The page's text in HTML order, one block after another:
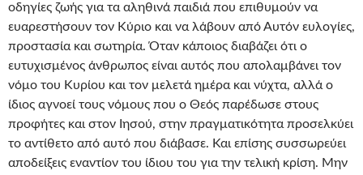
οδηγίες ζωής για τα αληθινά παιδιά που επιθυμούν να
ευαρεστήσουν τον Κύριο και να λάβουν από Αυτόν ευλογίες,
προστασία και σωτηρία. Όταν κάποιος διαβάζει ότι ο
ευτυχισμένος άνθρωπος είναι αυτός που απολαμβάνει τον
νόμο του Κυρίου και τον μελετά ημέρα και νύχτα, αλλά ο
ίδιος αγνοεί τους νόμους που ο Θεός παρέδωσε στους
προφήτες και στον Ιησού, στην πραγματικότητα προσελκύει
το αντίθετο από αυτό που διάβασε. Και επίσης συσσωρεύει
αποδείξεις εναντίον του ίδιου του για την τελική κρίση. Μην